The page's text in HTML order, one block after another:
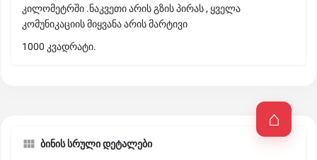
კილომეტრში .ნაკვეთი არის გზის პირას , ყველა
კომუნიკაციის მიყვანა არის მარტივი
1000 კვადრატი.
ბინის სრული დეტალები